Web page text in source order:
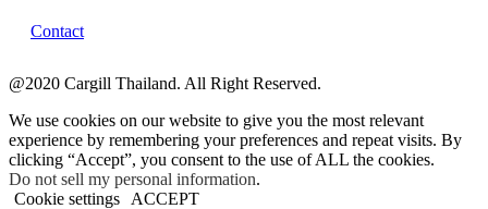
Contact
@2020 Cargill Thailand. All Right Reserved.
We use cookies on our website to give you the most relevant
experience by remembering your preferences and repeat visits. By
clicking “Accept”, you consent to the use of ALL the cookies.
Do not sell my personal information.
Cookie settings
ACCEPT